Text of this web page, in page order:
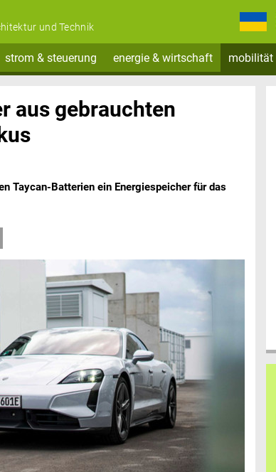
und Technik
strom & steuerung energie & wirtschaft mobilität
aus gebrauchten
Taycan-Batterien ein Energiespeicher für das